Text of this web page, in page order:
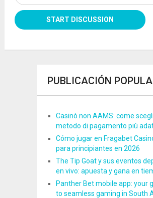
PUBLICACIÓN
Casinò non AAMS: come
metodo di pagamento più
Cómo jugar en Fragabet
para principiantes en 2026
The Tip Goat y sus eventos
en vivo: apuesta y gana en
Panther Bet mobile app: your
to seamless gaming in South